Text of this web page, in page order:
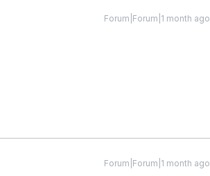
Forum|Forum|1 month ago
Forum|Forum|1 month ago